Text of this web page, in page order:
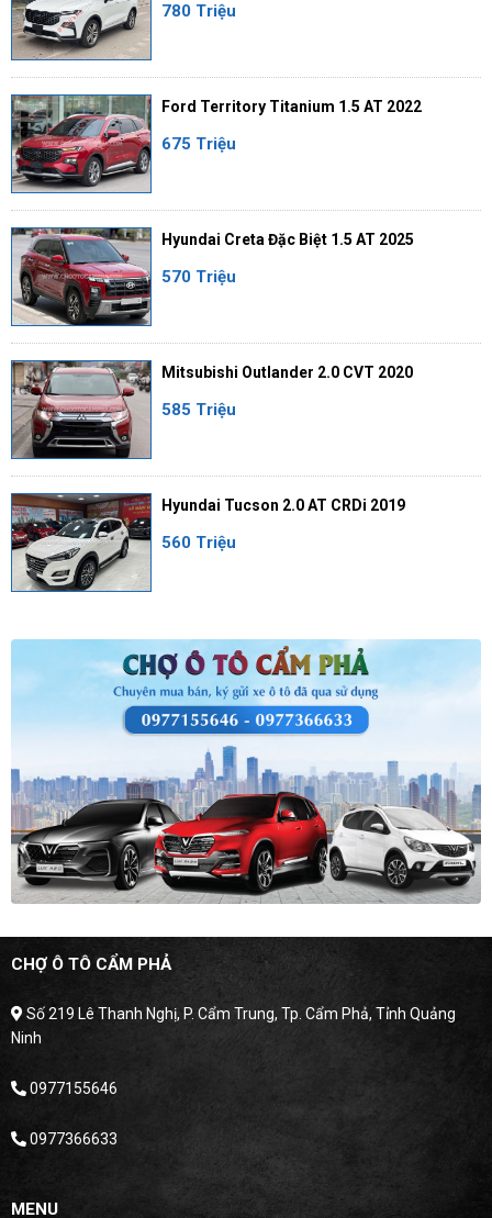
780 Triệu
Ford Territory Titanium 1.5 AT 2022
675 Triệu
Hyundai Creta Đặc Biệt 1.5 AT 2025
570 Triệu
Mitsubishi Outlander 2.0 CVT 2020
585 Triệu
Hyundai Tucson 2.0 AT CRDi 2019
560 Triệu
CHỢ Ô TÔ CẨM PHẢ
Số 219 Lê Thanh Nghị, P. Cẩm Trung, Tp. Cẩm Phả, Tỉnh Quảng
Ninh
0977155646
0977366633
MENU